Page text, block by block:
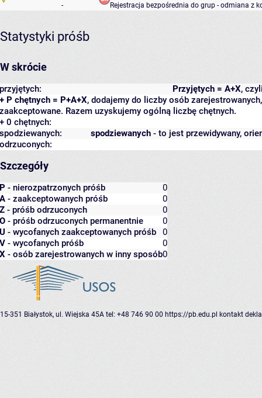
- Rejestracja bezpośrednia do grup - odmiana z
Statystyki próśb
W skrócie
Przyjętych = A+X,
przyjętych:
+ P chętnych = P+A+X, dodajemy do liczby osób
zaakceptowane. Razem uzyskujemy ogólną liczbę chętnych.
+ 0 chętnych:
spodziewanych - to jest przewidywany,
spodziewanych:
odrzuconych:
Szczegóły
P - nierozpatrzonych próśb
0
A - zaakceptowanych próśb
0
Z - próśb odrzuconych
0
O - próśb odrzuconych permanentnie
0
U - wycofanych zaakceptowanych próśb
0
V - wycofanych próśb
0
X - osób zarejestrowanych w inny sposób0
15-351 Białystok, ul. Wiejska 45A tel: +48 746 90 00 https://pb.edu.pl kontakt